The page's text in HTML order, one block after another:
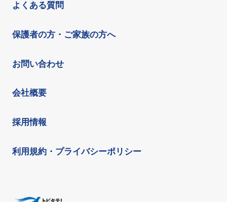
よくある質問
保護者の方・ご家族の方へ
お問い合わせ
会社概要
採用情報
利用規約・プライバシーポリシー